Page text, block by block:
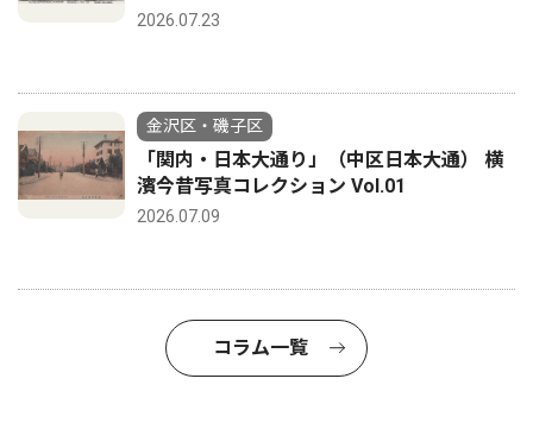
2026.07.23
金沢区・磯子区
「関内・日本大通り」（中区日本大通） 横
濱今昔写真コレクション Vol.01
2026.07.09
コラム一覧